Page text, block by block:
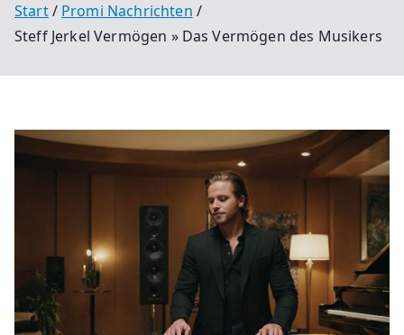
Start
Promi Nachrichten
Steff Jerkel Vermögen » Das Vermögen des Musikers